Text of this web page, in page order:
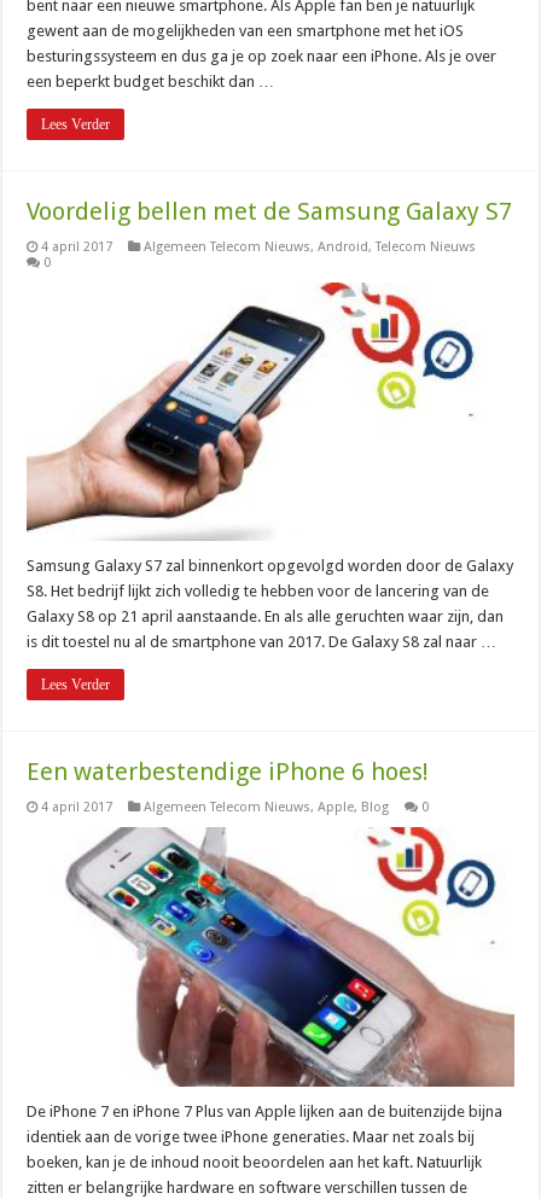
bent naar een nieuwe smartphone. Als Apple fan ben je natuurlijk
gewent aan de mogelijkheden van een smartphone met het iOS
besturingssysteem en dus ga je op zoek naar een iPhone. Als je over
een beperkt budget beschikt dan …
Lees Verder
Voordelig bellen met de Samsung Galaxy S7
4 april 2017 Algemeen Telecom Nieuws,Android,Telecom Nieuws
0
Samsung Galaxy S7 zal binnenkort opgevolgd worden door de Galaxy
S8. Het bedrijf lijkt zich volledig te hebben voor de lancering van de
Galaxy S8 op 21 april aanstaande. En als alle geruchten waar zijn, dan
is dit toestel nu al de smartphone van 2017. De Galaxy S8 zal naar …
Lees Verder
Een waterbestendige iPhone 6 hoes!
4 april 2017 Algemeen Telecom Nieuws,Apple, Blog 0
De iPhone 7 en iPhone 7 Plus van Apple lijken aan de buitenzijde bijna
identiek aan de vorige twee iPhone generaties. Maar net zoals bij
boeken, kan je de inhoud nooit beoordelen aan het kaft. Natuurlijk
zitten er belangrijke hardware en software verschillen tussen de